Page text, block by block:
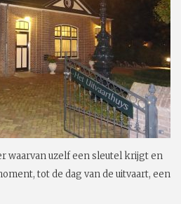
waarvan uzelf een sleutel krijgt en
tot de dag van de uitvaart, een